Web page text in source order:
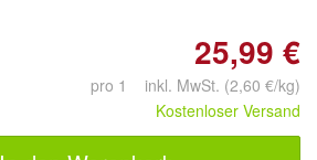
25,99 €
pro 1 inkl. MwSt. (2,60 €/kg)
Kostenloser Versand